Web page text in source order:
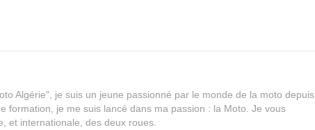
Algérie", je suis un jeune passionné par le monde de la moto depuis
formation, je me suis lancé dans ma passion : la Moto. Je vous
et internationale, des deux roues.